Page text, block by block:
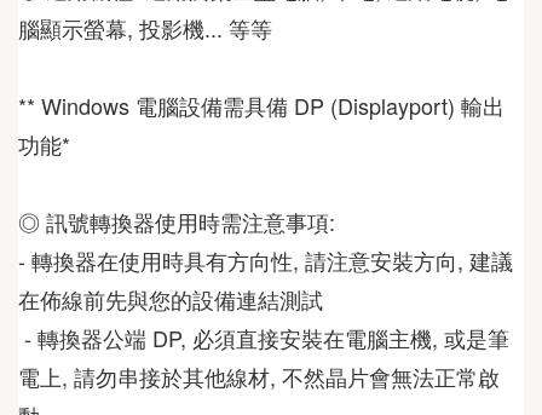
腦顯示螢幕, 投影機... 等等
** Windows 電腦設備需具備 DP (Displayport) 輸出
功能*
◎ 訊號轉換器使用時需注意事項:
- 轉換器在使用時具有方向性, 請注意安裝方向, 建議
在佈線前先與您的設備連結測試
- 轉換器公端 DP, 必須直接安裝在電腦主機, 或是筆
電上, 請勿串接於其他線材, 不然晶片會無法正常啟